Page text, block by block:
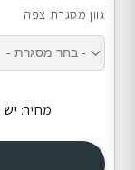
גוון מסגרת צפה
מחיר: